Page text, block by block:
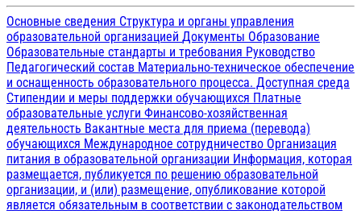
Основные сведения Структура и органы управления
образовательной организацией Документы Образование
Образовательные стандарты и требования Руководство
Педагогический состав Материально-техническое обеспечение
и оснащенность образовательного процесса. Доступная среда
Стипендии и меры поддержки обучающихся Платные
образовательные услуги Финансово-хозяйственная
деятельность Вакантные места для приема (перевода)
обучающихся Международное сотрудничество Организация
питания в образовательной организации Информация, которая
размещается, публикуется по решению образовательной
организации, и (или) размещение, опубликование которой
является обязательным в соответствии с законодательством